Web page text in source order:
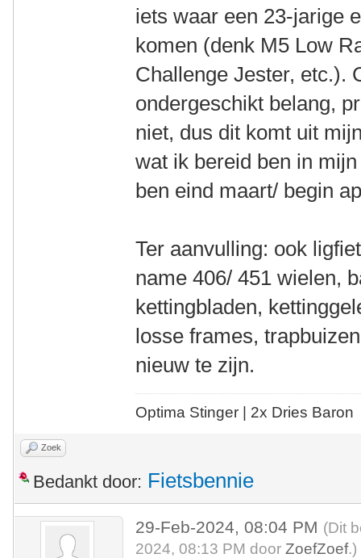
iets waar een 23-jarige
komen (denk M5 Low
Challenge Jester, etc.).
ondergeschikt belang,
niet, dus dit komt uit
wat ik bereid ben in
ben eind maart/ begin
Ter aanvulling: ook
name 406/ 451 wielen,
kettingbladen,
losse frames,
nieuw te zijn.
Optima Stinger | 2x Dries Baron
Zoek
Bedankt door: Fietsbennie
29-Feb-2024, 08:04 PM (Dit
2024, 08:13 PM doorZoefZoef.)